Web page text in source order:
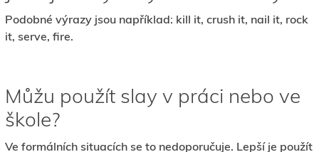
Podobné výrazy jsou například: kill it, crush it, nail it, rock
it, serve, fire.
Můžu použít slay v práci nebo ve
škole?
Ve formálních situacích se to nedoporučuje. Lepší je použít